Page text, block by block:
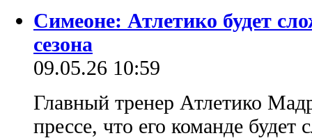
Симеоне: Атлетико будет
сезона
09.05.26 10:59
Главный тренер Атлетико
прессе, что его команде